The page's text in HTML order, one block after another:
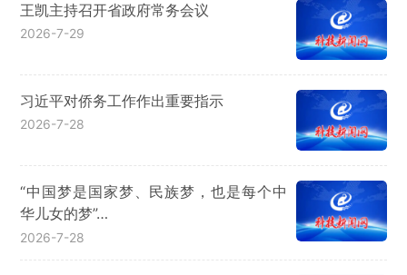
王凯主持召开省政府常务会议
2026-7-29
习近平对侨务工作作出重要指示
2026-7-28
“中国梦是国家梦、民族梦，也是每个中
华儿女的梦”…
2026-7-28